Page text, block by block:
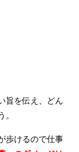
旨を伝え、どん
歩けるので仕事